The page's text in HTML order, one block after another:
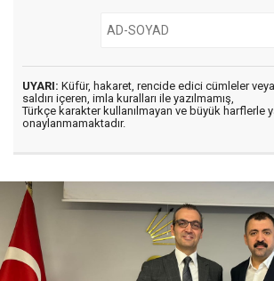
UYARI: Küfür, hakaret, rencide edici cümleler
saldırı içeren, imla kuralları ile yazılmamış,
Türkçe karakter kullanılmayan ve büyük harflerle
onaylanmamaktadır.